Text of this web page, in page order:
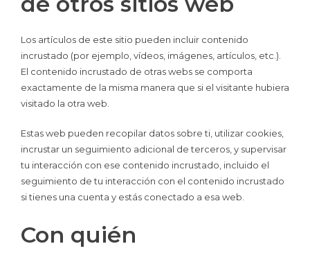
Los artículos de este sitio pueden incluir contenido
incrustado (por ejemplo, vídeos, imágenes, artículos, etc.).
El contenido incrustado de otras webs se comporta
exactamente de la misma manera que si el visitante hubiera
visitado la otra web.
Estas web pueden recopilar datos sobre ti, utilizar cookies,
incrustar un seguimiento adicional de terceros, y supervisar
tu interacción con ese contenido incrustado, incluido el
seguimiento de tu interacción con el contenido incrustado
si tienes una cuenta y estás conectado a esa web.
Con quién